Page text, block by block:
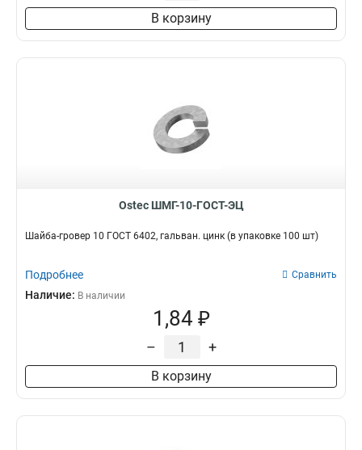
В корзину
Ostec ШМГ-10-ГОСТ-ЭЦ
Шайба-гровер 10 ГОСТ 6402, гальван. цинк (в упаковке 100 шт)
Подробнее Сравнить
Наличие: В наличии
1,84 ₽
– +
В корзину